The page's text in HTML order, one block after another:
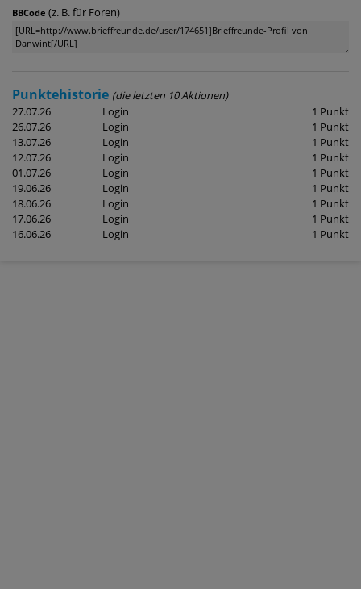
BBCode (z. B. für Foren)
Punktehistorie (die letzten 10 Aktionen)
27.07.26
Login
1 Punkt
26.07.26
Login
1 Punkt
13.07.26
Login
1 Punkt
12.07.26
Login
1 Punkt
01.07.26
Login
1 Punkt
19.06.26
Login
1 Punkt
18.06.26
Login
1 Punkt
17.06.26
Login
1 Punkt
16.06.26
Login 1 Punkt